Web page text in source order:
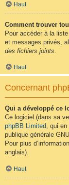
Haut
Comment trouver
Pour accéder à la
et messages privés,
des fichiers joints
Haut
Concernant
Qui a développé ce
Ce logiciel (dans sa
phpBB Limited, qui en
publique générale
Pour plus
anglais).
Haut